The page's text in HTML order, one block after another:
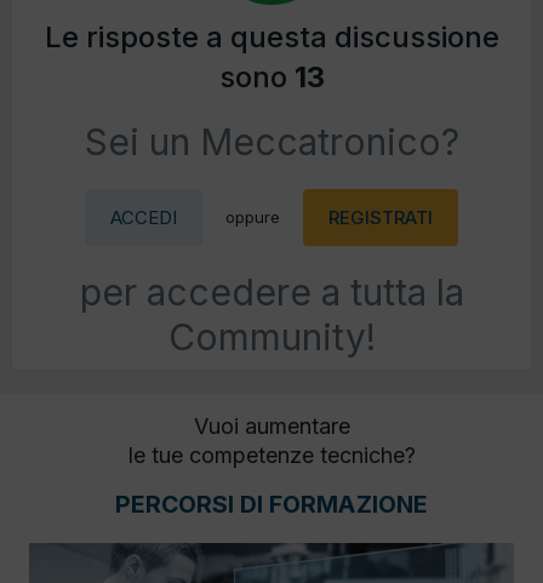
Le risposte a questa discussione
sono 13
Sei un Meccatronico?
ACCEDI oppure REGISTRATI
per accedere a tutta la
Community!
Vuoi aumentare
le tue competenze tecniche?
PERCORSI DI FORMAZIONE